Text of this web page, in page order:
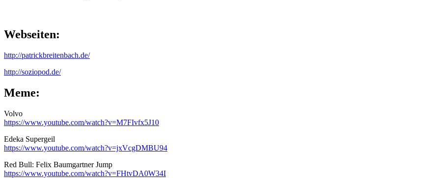
Webseiten:
http://patrickbreitenbach.de/
http://soziopod.de/
Meme:
Volvo
https://www.youtube.com/watch?v=M7FIvfx5J10
Edeka Supergeil
https://www.youtube.com/watch?v=jxVcgDMBU94
Red Bull: Felix Baumgartner Jump
https://www.youtube.com/watch?v=FHtvDA0W34I